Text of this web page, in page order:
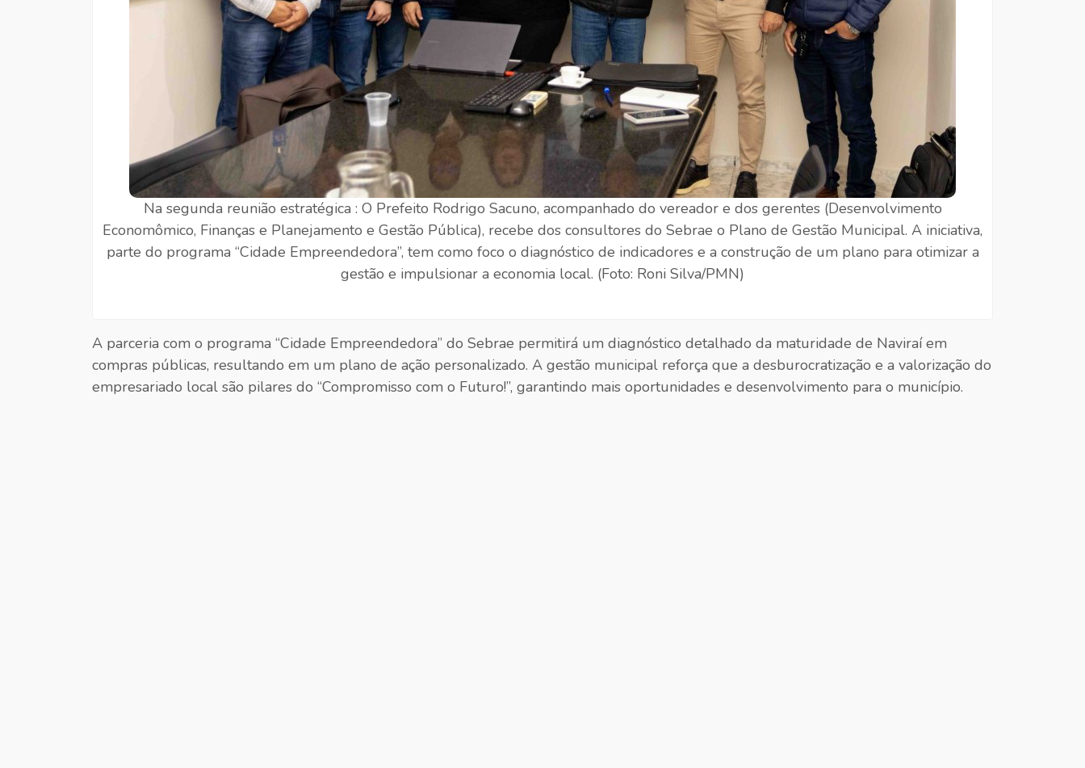
Na segunda reunião estratégica : O Prefeito Rodrigo Sacuno, acompanhado do vereador e dos gerentes (Desenvolvimento
Economômico, Finanças e Planejamento e Gestão Pública), recebe dos consultores do Sebrae o Plano de Gestão Municipal. A iniciativa,
parte do programa “Cidade Empreendedora”, tem como foco o diagnóstico de indicadores e a construção de um plano para otimizar a
gestão e impulsionar a economia local. (Foto: Roni Silva/PMN)
A parceria com o programa “Cidade Empreendedora” do Sebrae permitirá um diagnóstico detalhado da maturidade de Naviraí em
compras públicas, resultando em um plano de ação personalizado. A gestão municipal reforça que a desburocratização e a valorização do
empresariado local são pilares do “Compromisso com o Futuro!”, garantindo mais oportunidades e desenvolvimento para o município.